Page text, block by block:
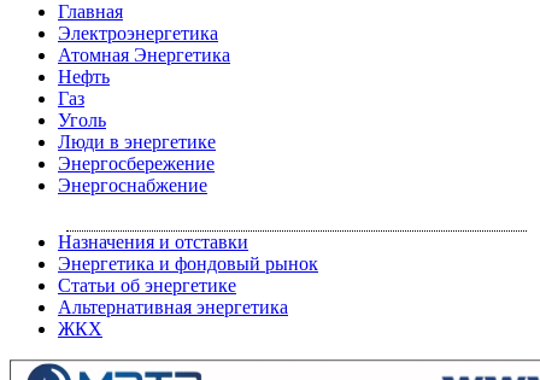
Главная
Электроэнергетика
Атомная Энергетика
Нефть
Газ
Уголь
Люди в энергетике
Энергосбережение
Энергоснабжение
Назначения и отставки
Энергетика и фондовый рынок
Статьи об энергетике
Альтернативная энергетика
ЖКХ